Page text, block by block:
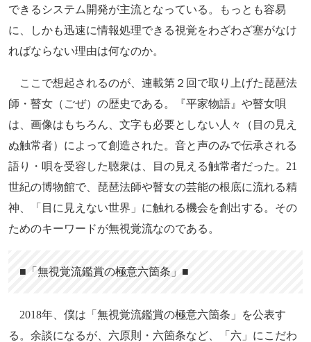
できるシステム開発が主流となっている。もっとも容易
に、しかも迅速に情報処理できる視覚をわざわざ塞がなけ
ればならない理由は何なのか。
ここで想起されるのが、連載第２回で取り上げた琵琶法
師・瞽女（ごぜ）の歴史である。『平家物語』や瞽女唄
は、画像はもちろん、文字も必要としない人々（目の見え
ぬ触常者）によって創造された。音と声のみで伝承される
語り・唄を受容した聴衆は、目の見える触常者だった。21
世紀の博物館で、琵琶法師や瞽女の芸能の根底に流れる精
神、「目に見えない世界」に触れる機会を創出する。その
ためのキーワードが無視覚流なのである。
■「無視覚流鑑賞の極意六箇条」■
2018年、僕は「無視覚流鑑賞の極意六箇条」を公表す
る。余談になるが、六原則・六箇条など、「六」にこだわ